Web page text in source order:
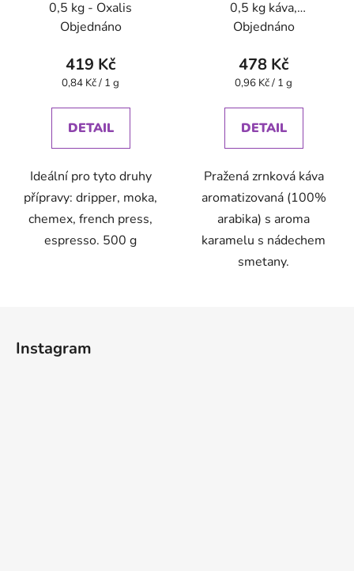
0,5 kg - Oxalis
Objednáno
419 Kč
Měrná
0,84 Kč / 1 g
DETAIL
Ideální pro tyto druhy
přípravy: dripper, moka,
chemex, french press,
espresso. 500 g
0,5 kg káva,
aromatizovaná - Oxalis
Objednáno
478 Kč
Měrná
0,96 Kč / 1 g
DETAIL
Pražená zrnková káva
aromatizovaná (100%
arabika) s aroma
karamelu s nádechem
smetany.
Instagram